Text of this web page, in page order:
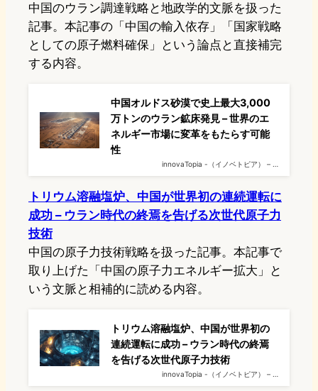
中国のウラン調達戦略と地政学的文脈を扱った
記事。本記事の「中国の輸入依存」「国家戦略
としての原子燃料確保」という論点と直接補完
する内容。
中国オルドス砂漠で史上最大3,000
万トンのウラン鉱床発見 – 世界のエ
ネルギー市場に変革をもたらす可能
性
innovaTopia -（イノベトピア） – …
トリウム溶融塩炉、中国が世界初の連続運転に
成功 – ウラン時代の終焉を告げる次世代原子力
技術
中国の原子力技術戦略を扱った記事。本記事で
取り上げた「中国の原子力エネルギー拡大」と
いう文脈と相補的に読める内容。
トリウム溶融塩炉、中国が世界初の
連続運転に成功 – ウラン時代の終焉
を告げる次世代原子力技術
innovaTopia -（イノベトピア） – …